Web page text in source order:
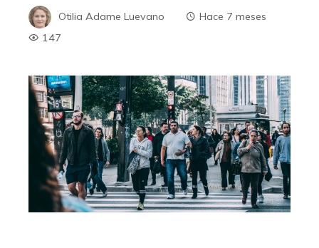
Otilia Adame Luevano
Hace 7 meses
147